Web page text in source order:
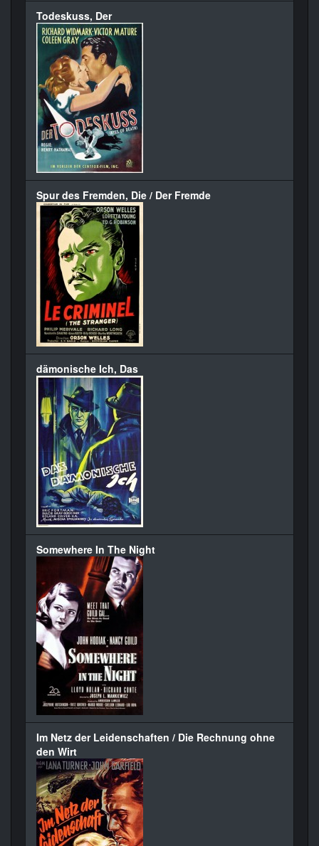
Todeskuss, Der
Spur des Fremden, Die / Der Fremde
dämonische Ich, Das
Somewhere In The Night
Im Netz der Leidenschaften / Die Rechnung ohne
den Wirt